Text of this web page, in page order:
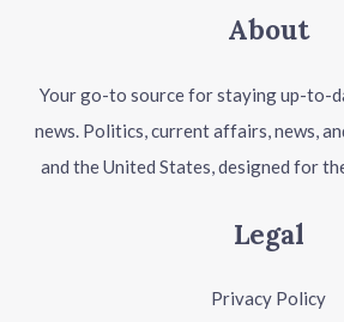
About
Your go-to source for staying up-to-
news. Politics, current affairs, news,
and the United States, designed for
Legal
Privacy Policy